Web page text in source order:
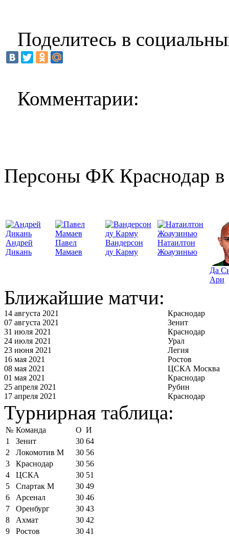
Поделитесь в
Комментарии:
Персоны ФК Краснодар в
Андрей
Дикань
Павел
Мамаев
Вандерсон
ду Карму
Натаилтон
Жоаузинью
Да
Ари
Ближайшие матчи:
14 августа 2021
Краснодар
07 августа 2021
Зенит
31 июля 2021
Краснодар
24 июля 2021
Урал
23 июня 2021
Легия
16 мая 2021
Ростов
08 мая 2021
ЦСКА Москва
01 мая 2021
Краснодар
25 апреля 2021
Рубин
17 апреля 2021
Краснодар
Турнирная таблица:
№ Команда О И
1
Зенит 30 64
2
Локомотив М 30 56
3
Краснодар 30 56
4
ЦСКА 30 51
5
Спартак М 30 49
6
Арсенал 30 46
7
Оренбург 30 43
8
Ахмат 30 42
9
Ростов 30 41